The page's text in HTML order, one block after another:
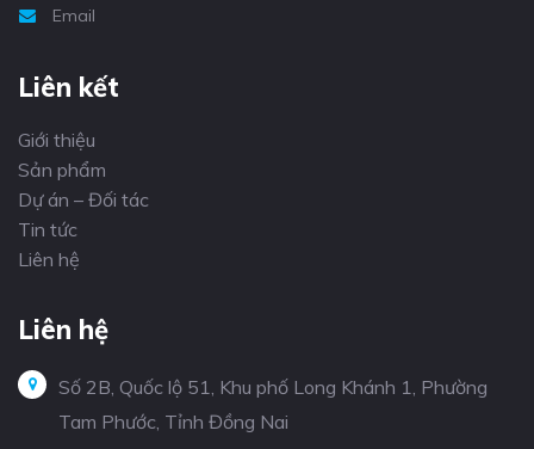
Email
Liên kết
Giới thiệu
Sản phẩm
Dự án – Đối tác
Tin tức
Liên hệ
Liên hệ
Số 2B, Quốc lộ 51, Khu phố Long Khánh 1, Phường
Tam Phước, Tỉnh Đồng Nai